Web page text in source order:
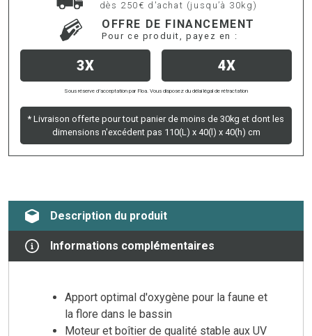
dès 250€ d'achat (jusqu’à 30kg)
OFFRE DE FINANCEMENT
Pour ce produit, payez en :
3X 4X
Sous réserve d’acceptation par Floa. Vous disposez du délai légal de rétractation
* Livraison offerte pour tout panier de moins de 30kg et dont les
dimensions n'excédent pas 110(L) x 40(l) x 40(h) cm
Description du produit
Informations complémentaires
Apport optimal d'oxygène pour la faune et
la flore dans le bassin
Moteur et boîtier de qualité stable aux UV